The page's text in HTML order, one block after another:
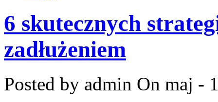
6 skutecznych
zadłużeniem
Posted by admin On maj -